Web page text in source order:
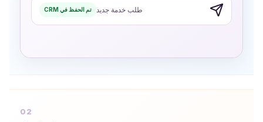
طلب خدمة جديد تم الحفظ في CRM
02